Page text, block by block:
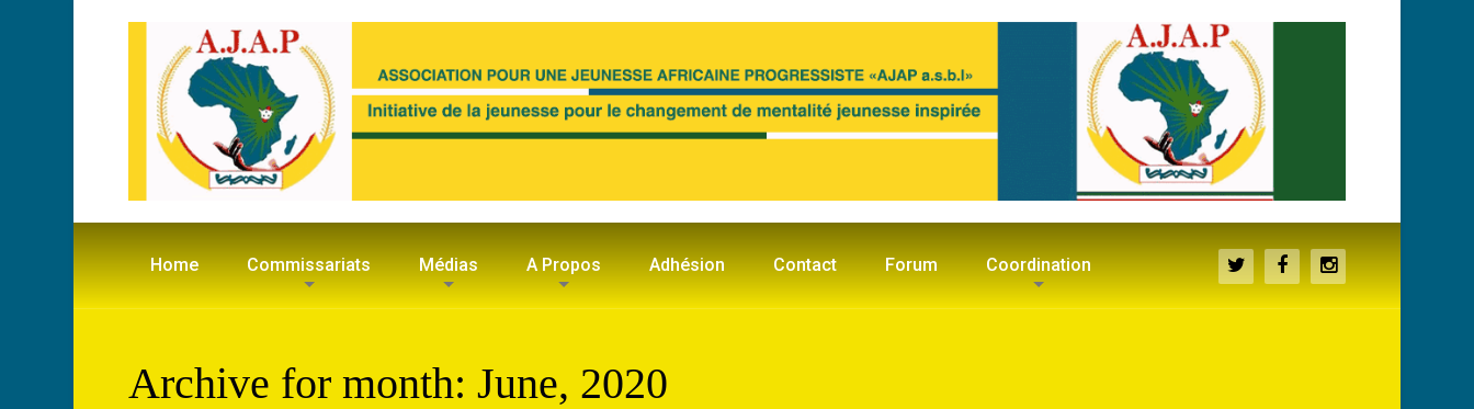
Home Commissariats Médias A Propos Adhésion Contact Forum Coordination
Archive for month: June, 2020